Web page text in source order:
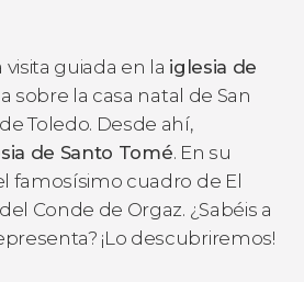
guiada en la iglesia de
sobre la casa natal de San
Toledo. Desde ahí,
de Santo Tomé. En su
famosísimo cuadro de El
Conde de Orgaz. ¿Sabéis a
¡Lo descubriremos!